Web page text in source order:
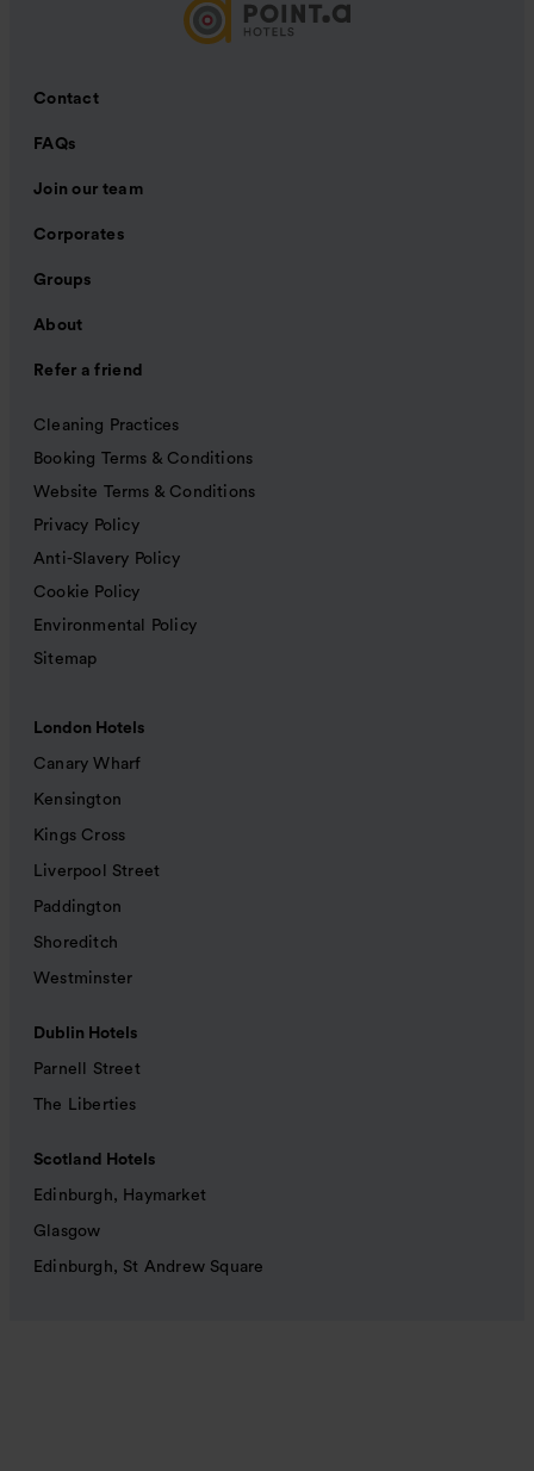
Contact
FAQs
Join our team
Corporates
Groups
About
Refer a friend
Cleaning Practices
Booking Terms & Conditions
Website Terms & Conditions
Privacy Policy
Anti-Slavery Policy
Cookie Policy
Environmental Policy
Sitemap
London Hotels
Canary Wharf
Kensington
Kings Cross
Liverpool Street
Paddington
Shoreditch
Westminster
Dublin Hotels
Parnell Street
The Liberties
Scotland Hotels
Edinburgh, Haymarket
Glasgow
Edinburgh, St Andrew Square